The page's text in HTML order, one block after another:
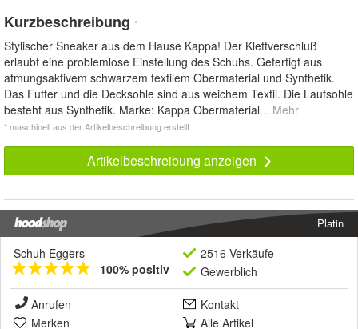
Kurzbeschreibung *
Stylischer Sneaker aus dem Hause Kappa! Der Klettverschluß
erlaubt eine problemlose Einstellung des Schuhs. Gefertigt aus
atmungsaktivem schwarzem textilem Obermaterial und Synthetik.
Das Futter und die Decksohle sind aus weichem Textil. Die Laufsohle
besteht aus Synthetik. Marke: Kappa Obermaterial... Mehr
* maschinell aus der Artikelbeschreibung erstellt
Artikelbeschreibung anzeigen
Platin
Schuh Eggers
100% positiv
2516 Verkäufe
Gewerblich
Anrufen
Kontakt
Merken
Alle Artikel